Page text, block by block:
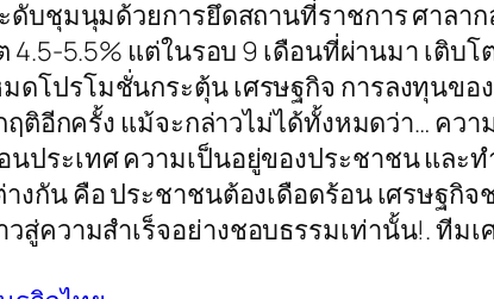
บชุมนุมด้วยการยึดสถานที่ราชการ ศาลาก
5.5% แต่ในรอบ 9 เดือนที่ผ่านมา เติบโ
โปรโมชั่นกระตุ้น เศรษฐกิจ การลงทุนขอ
ติอีกครั้ง แม้จะกล่าวไม่ได้ทั้งหมดว่า… คว
ประเทศ ความเป็นอยู่ของประชาชน และท
กัน คือ ประชาชนต้องเดือดร้อน เศรษฐกิจ
สู่ความสำเร็จอย่างชอบธรรมเท่านั้น!. ทีมเ